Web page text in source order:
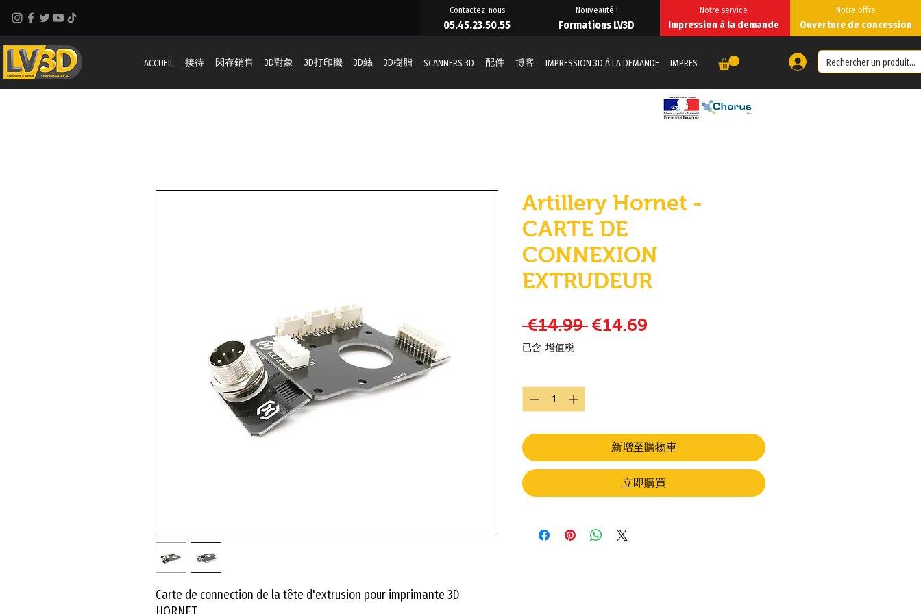
05.45.23.50.55
Contactez-nous
Formations LV3D
Nouveauté !
Impression à la demande
Notre service
Ouverture de concession
Notre offre
ACCUEIL 接待 閃存銷售 3D對象 3D打印機 3D絲 3D樹脂 SCANNERS 3D 配件 博客 IMPRESSION 3D À LA DEMANDE IMPRESSION À LA DEMANDE Forum 夥伴 Copie de
Carte de connection de la tête d'extrusion pour imprimante 3D
Artillery Hornet -
CARTE DE
CONNEXION
EXTRUDEUR
€14.99 一般價格
€14.69
已含 增值税
新增至購物車
立即購買